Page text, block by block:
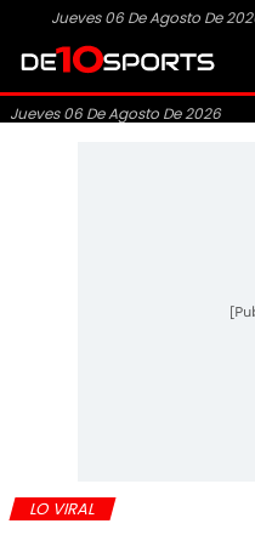
Jueves 06 De Agosto De
Jueves 06 De Agosto De 2026
LO VIRAL